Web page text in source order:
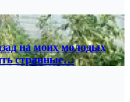
на моих молодых
странные…